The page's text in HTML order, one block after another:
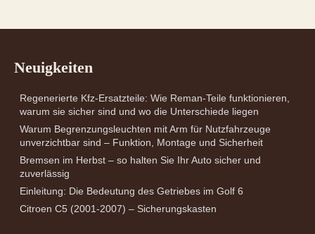
Neuigkeiten
Regenerierte Kfz-Ersatzteile: Wie Reman-Teile funktionieren,
warum sie sicher sind und wo die Unterschiede liegen
Warum Begrenzungsleuchten mit Arm für Nutzfahrzeuge
unverzichtbar sind – Funktion, Montage und Sicherheit
Bremsen im Herbst – so halten Sie Ihr Auto sicher und
zuverlässig
Einleitung: Die Bedeutung des Getriebes im Golf 6
Citroen C5 (2001-2007) – Sicherungskasten